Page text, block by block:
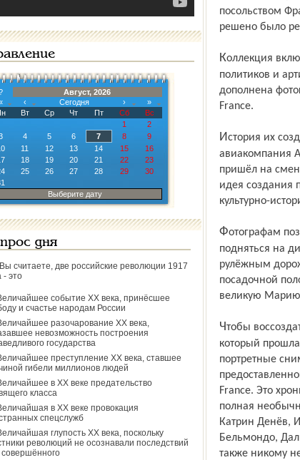
Август, 2026
‹ Сегодня ›
»
Вт Ср Чт Пт Сб
Вс
1
2
4 5 6 7 8
9
11 12 13 14 15
16
18 19 20 21 22
23
25 26 27 28 29
30
Выберите дату
дня
считаете, две российские революции 1917
- это
событие ХХ века, принёсшее
и счастье народам России
разочарование ХХ века,
невозможность построения
государства
преступление ХХ века, ставшее
гибели миллионов людей
в ХХ веке предательство
класса
в ХХ веке провокация
спецслужб
глупость ХХ века, поскольку
революций не осознавали последствий
посольством
решено было
Коллекция включает в себя архивные фотографии кинозвёзд и знаменитостей,
политиков и
дополнена
France.
История их создания берёт начало в пятидесятых годах прошлого столетия. Тогда
авиакомпания
пришёл на
идея создания
культурно-
Фотографам позволялось то, что трудно себе представить в наши дни: они могли
подняться на
рулёжным
посадочной
великую Марию
Чтобы воссоздать дух и атмосферу перелётов того времени и напомнить о пути,
который
портретные
France. Это
полная
Катрин Денёв,
Бельмондо,
также никому